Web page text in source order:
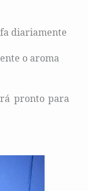
diariamente
o aroma
pronto para